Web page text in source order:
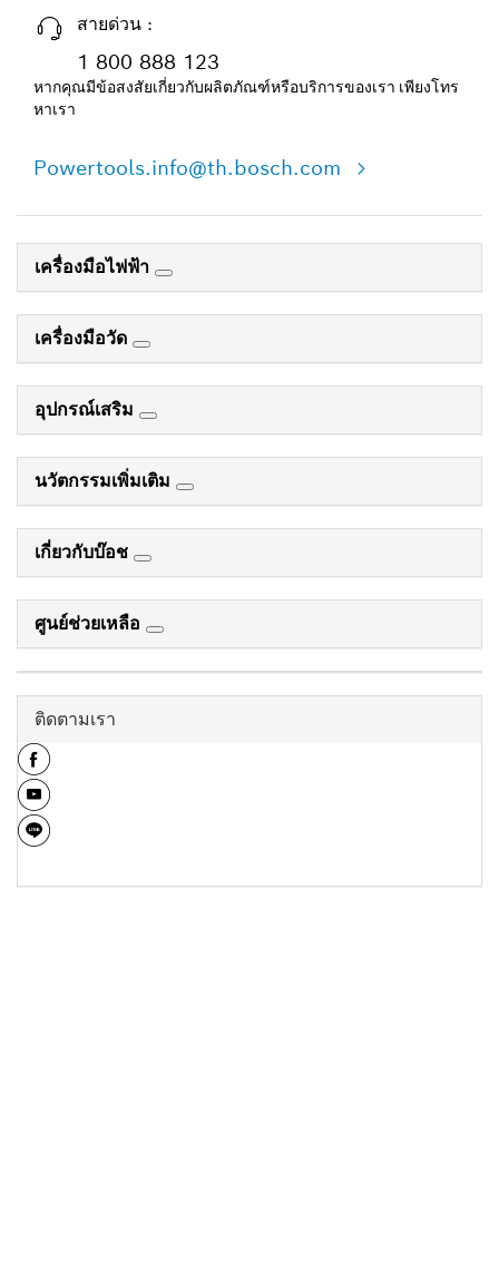
สายด่วน :
1 800 888 123
หากคุณมีข้อสงสัยเกี่ยวกับผลิตภัณฑ์หรือบริการของเรา เพียงโทร
หาเรา
Powertools.info@th.bosch.com
เครื่องมือไฟฟ้า
เครื่องมือวัด
อุปกรณ์เสริม
นวัตกรรมเพิ่มเติม
เกี่ยวกับบ๊อช
ศูนย์ช่วยเหลือ
ติดตามเรา